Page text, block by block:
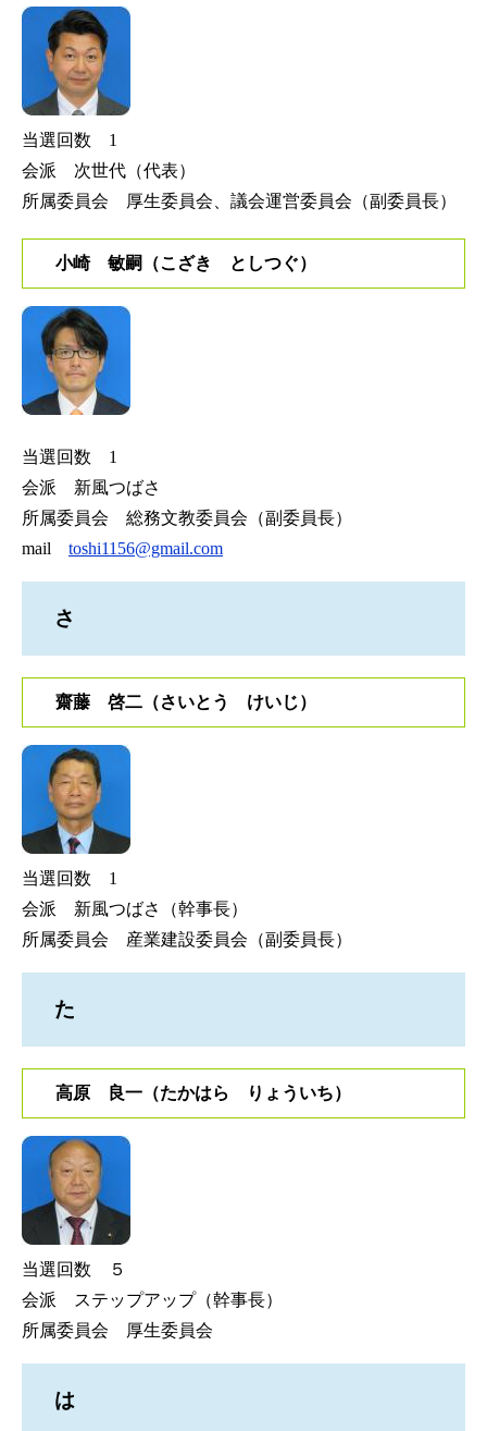
当選回数 1
会派 次世代（代表）
所属委員会 厚生委員会、議会運営委員会（副委員長）
小崎 敏嗣（こざき としつぐ）
当選回数 1
会派 新風つばさ
所属委員会 総務文教委員会（副委員長）
mail toshi1156@gmail.com
さ
齋藤 啓二（さいとう けいじ）
当選回数 1
会派 新風つばさ（幹事長）
所属委員会 産業建設委員会（副委員長）
た
高原 良一（たかはら りょういち）
当選回数 ５
会派 ステップアップ（幹事長）
所属委員会 厚生委員会
は